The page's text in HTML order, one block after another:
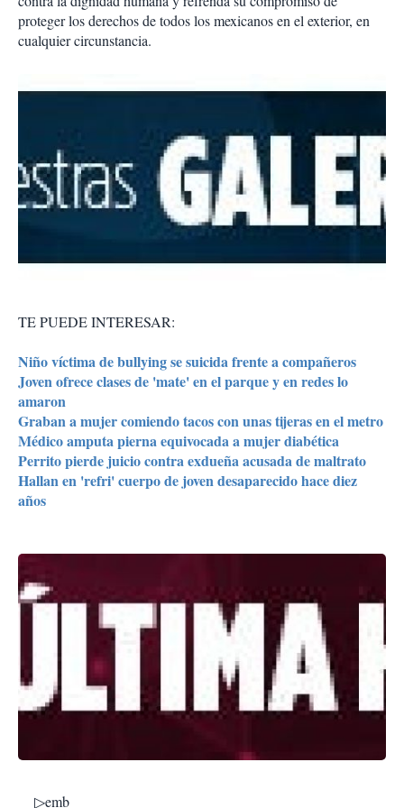
proteger los derechos de todos los mexicanos en el exterior, en
cualquier circunstancia.
TE PUEDE INTERESAR:
Niño víctima de bullying se suicida frente a compañeros
Joven ofrece clases de 'mate' en el parque y en redes lo
amaron
Graban a mujer comiendo tacos con unas tijeras en el metro
Médico amputa pierna equivocada a mujer diabética
Perrito pierde juicio contra exdueña acusada de maltrato
Hallan en 'refri' cuerpo de joven desaparecido hace diez
años
▷emb